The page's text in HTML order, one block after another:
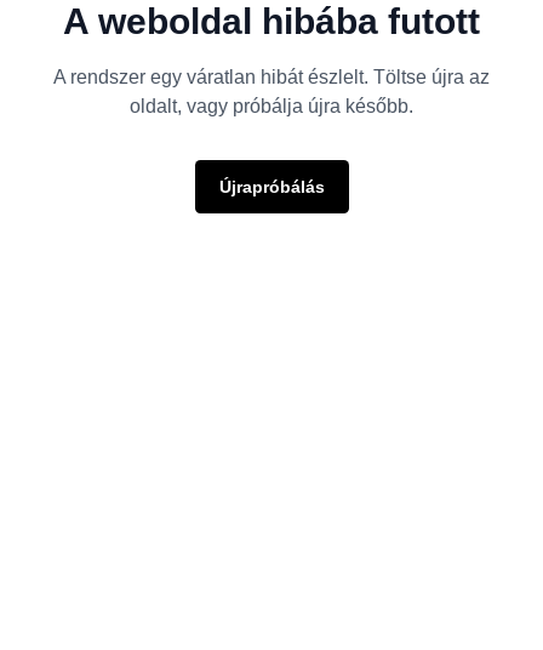
A weboldal hibába futott
A rendszer egy váratlan hibát észlelt. Töltse újra az
oldalt, vagy próbálja újra később.
Újrapróbálás